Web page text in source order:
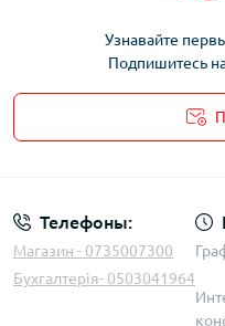
Узнавайте
Подпишитесь
Телефоны:
Магазин - 0735007300
Бухгалтерія- 0503041964